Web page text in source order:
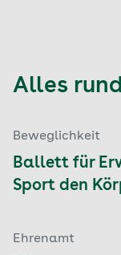
Alles
Beweglichkeit
Ballett für
Sport den
Ehrenamt